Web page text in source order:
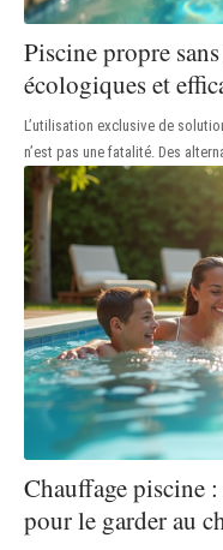
Piscine propre
écologiques et
L’utilisation exclusive de
n’est pas une fatalité. Des
Chauffage piscine
pour le garder au